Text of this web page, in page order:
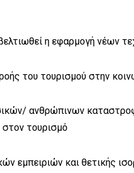
η εφαρμογή νέων
του τουρισμού στην
ανθρώπινων
στον τουρισμό
εμπειριών και θετικής